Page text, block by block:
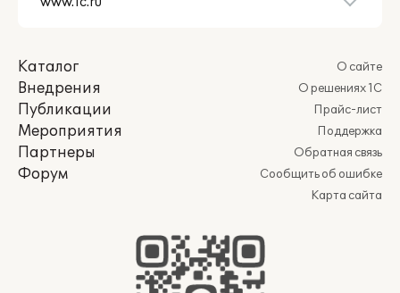
Каталог
Внедрения
Публикации
Мероприятия
Партнеры
Форум
О сайте
О решениях 1С
Прайс-лист
Поддержка
Обратная связь
Сообщить об ошибке
Карта сайта